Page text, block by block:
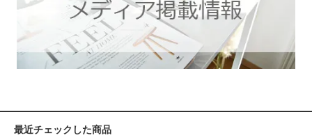
最近チェックした商品